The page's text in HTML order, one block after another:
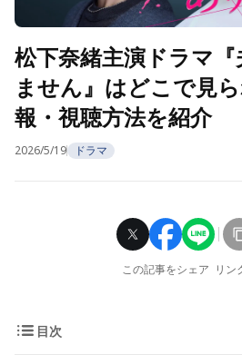
松下奈緒主演ドラマ
ません』はどこで見
報・視聴方法を紹介
2026/5/19 ドラマ
この記事をシェア リン
目次